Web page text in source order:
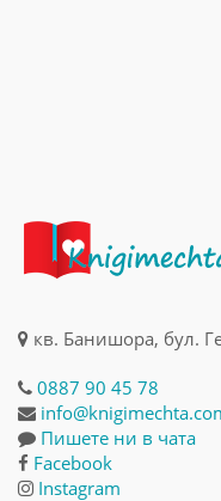
кв. Банишора, бул.
0887 90 45 78
Пишете ни в чата
Facebook
Instagram